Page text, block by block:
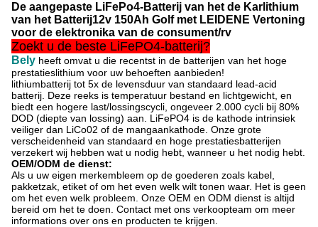
De aangepaste LiFePo4-Batterij van het de Karlithium
van het Batterij12v 150Ah Golf met LEIDENE Vertoning
voor de elektronika van de consument/rv
Zoekt u de beste LiFePO4-batterij?
Bely heeft omvat u die recentst in de batterijen van het hoge
prestatieslithium voor uw behoeften aanbieden!
lithiumbatterij tot 5x de levensduur van standaard lead-acid
batterij. Deze reeks is temperatuur bestand en lichtgewicht, en
biedt een hogere last/lossingscycli, ongeveer 2.000 cycli bij 80%
DOD (diepte van lossing) aan. LiFePO4 is de kathode intrinsiek
veiliger dan LiCo02 of de mangaankathode. Onze grote
verscheidenheid van standaard en hoge prestatiesbatterijen
verzekert wij hebben wat u nodig hebt, wanneer u het nodig hebt.
OEM/ODM de dienst:
Als u uw eigen merkembleem op de goederen zoals kabel,
pakketzak, etiket of om het even welk wilt tonen waar. Het is geen
om het even welk probleem. Onze OEM en ODM dienst is altijd
bereid om het te doen. Contact met ons verkoopteam om meer
informations over ons en producten te krijgen.